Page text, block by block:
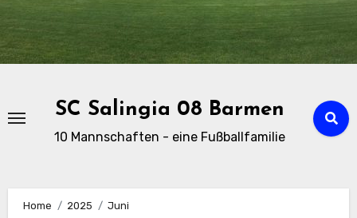
SC Salingia 08 Barmen
10 Mannschaften - eine Fußballfamilie
Home 2025 Juni